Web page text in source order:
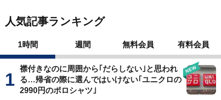
人気記事ランキング
1時間 週間 無料会員 有料会員
襟付きなのに周囲から｢だらしない｣と思われ
る…帰省の際に選んではいけない｢ユニクロの
2990円のポロシャツ｣